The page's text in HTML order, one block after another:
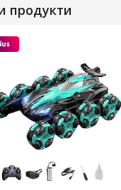
продукти